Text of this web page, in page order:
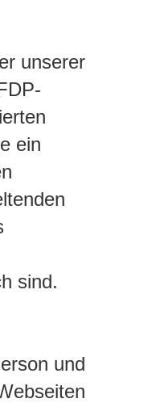
unserer
ein
sind.
und